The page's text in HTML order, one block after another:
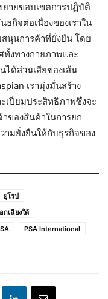
ยายขอบเขตการปฏิบัติ
ธกิจต่อเนื่องของเราใน
นุนการค้าที่ยั่งยืน โดย
งทางกายภาพและ
ด้ส่วนเสียของเส้น
เรามุ่งมั่นสร้าง
เปี่ยมประสิทธิภาพซึ่งจะ
ของสินค้าในการยก
มยั่งยืนให้กับธุรกิจของ
ยุโรป
กเฉียงใต้
PSA International